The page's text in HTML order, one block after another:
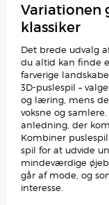
Variationen
klassiker
Det brede udvalg
du altid kan finde
farverige
3D-puslespil –
og læring, mens
voksne og
anledning, der
Kombiner
spil for at udvide
mindeværdige
går af mode, og
interesse.